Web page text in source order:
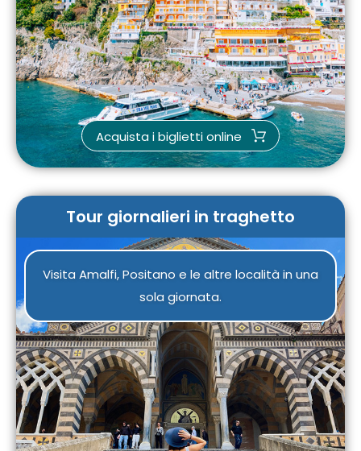
Acquista i biglietti online
Tour giornalieri in traghetto
Visita Amalfi, Positano e le altre località in una
sola giornata.